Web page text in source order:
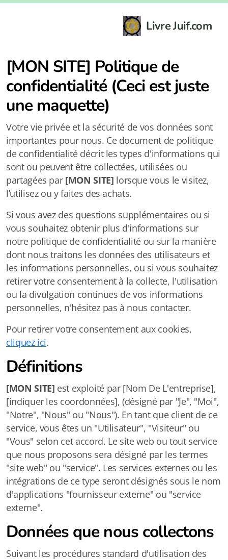
Livre Juif.com
[MON SITE] Politique de
confidentialité (Ceci est juste
une maquette)
Votre vie privée et la sécurité de vos données sont
importantes pour nous. Ce document de politique
de confidentialité décrit les types d'informations qui
sont ou peuvent être collectées, utilisées ou
partagées par [MON SITE] lorsque vous le visitez,
l’utilisez ou y faites des achats.
Si vous avez des questions supplémentaires ou si
vous souhaitez obtenir plus d'informations sur
notre politique de confidentialité ou sur la manière
dont nous traitons les données des utilisateurs et
les informations personnelles, ou si vous souhaitez
retirer votre consentement à la collecte, l'utilisation
ou la divulgation continues de vos informations
personnelles, n'hésitez pas à nous contacter.
Pour retirer votre consentement aux cookies,
cliquez ici.
Définitions
[MON SITE] est exploité par [Nom De L'entreprise],
[indiquer les coordonnées], (désigné par "Je", "Moi",
"Notre", "Nous" ou "Nous"). En tant que client de ce
service, vous êtes un "Utilisateur", "Visiteur" ou
"Vous" selon cet accord. Le site web ou tout service
que nous proposons sera désigné par les termes
"site web" ou "service". Les services externes ou les
intégrations de ce type seront désignés sous le nom
d'applications "fournisseur externe" ou "service
externe".
Données que nous collectons
Suivant les procédures standard d'utilisation des